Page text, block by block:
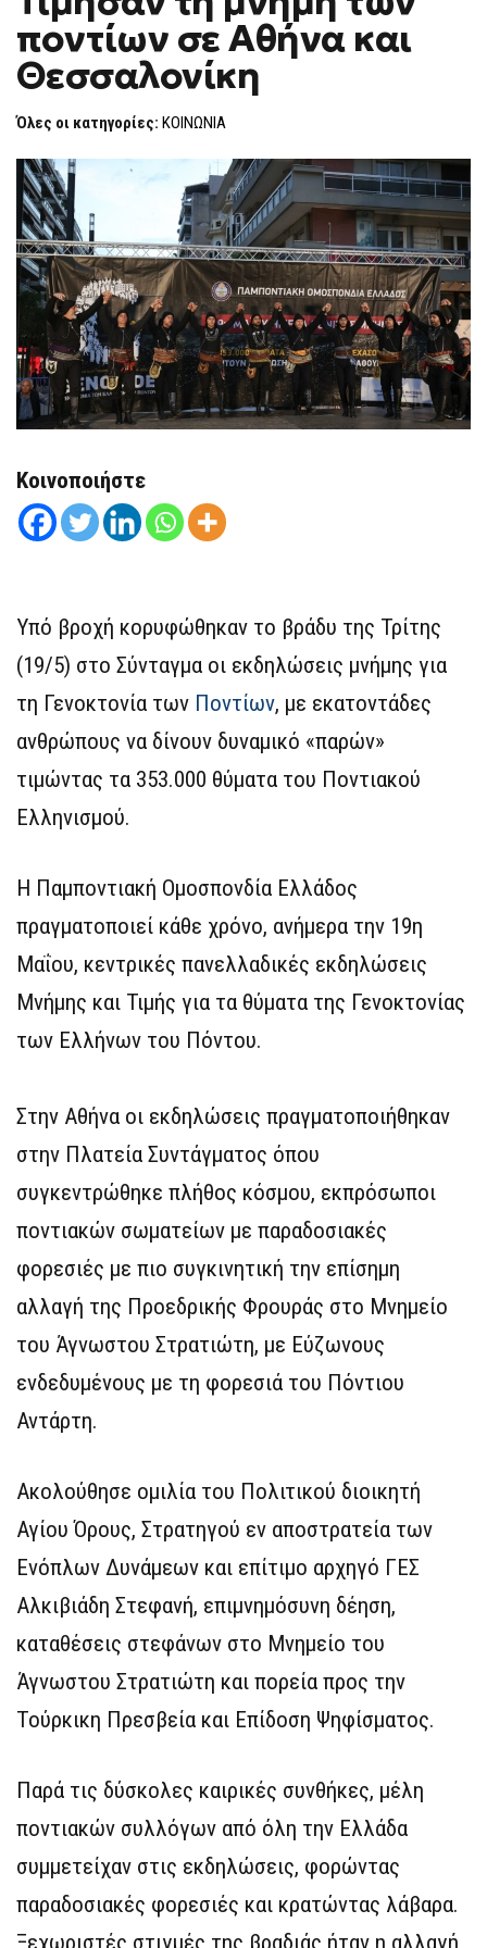
ΤΗ
ΜΝΉΜΗ
ΤΩΝ
ΠΟΝΤΊΩΝ
ΣΕ
ΑΘΉΝΑ
ΘΕΣΣΑΛΟΝΊΚΗ
ποντίων σε Αθήνα και
Θεσσαλονίκη
Όλες οι κατηγορίες: ΚΟΙΝΩΝΙΑ
Κοινοποιήστε
Υπό βροχή κορυφώθηκαν το βράδυ της Τρίτης
(19/5) στο Σύνταγμα οι εκδηλώσεις μνήμης για
τη Γενοκτονία των Ποντίων, με εκατοντάδες
ανθρώπους να δίνουν δυναμικό «παρών»
τιμώντας τα 353.000 θύματα του Ποντιακού
Ελληνισμού.
H Παμποντιακή Ομοσπονδία Ελλάδος
πραγματοποιεί κάθε χρόνο, ανήμερα την 19η
Μαΐου, κεντρικές πανελλαδικές εκδηλώσεις
Μνήμης και Τιμής για τα θύματα της Γενοκτονίας
των Ελλήνων του Πόντου.
Στην Αθήνα οι εκδηλώσεις πραγματοποιήθηκαν
στην Πλατεία Συντάγματος όπου
συγκεντρώθηκε πλήθος κόσμου, εκπρόσωποι
ποντιακών σωματείων με παραδοσιακές
φορεσιές με πιο συγκινητική την επίσημη
αλλαγή της Προεδρικής Φρουράς στο Μνημείο
του Άγνωστου Στρατιώτη, με Εύζωνους
ενδεδυμένους με τη φορεσιά του Πόντιου
Αντάρτη.
Ακολούθησε ομιλία του Πολιτικού διοικητή
Αγίου Όρους, Στρατηγού εν αποστρατεία των
Ενόπλων Δυνάμεων και επίτιμο αρχηγό ΓΕΣ
Αλκιβιάδη Στεφανή, επιμνημόσυνη δέηση,
καταθέσεις στεφάνων στο Μνημείο του
Άγνωστου Στρατιώτη και πορεία προς την
Τούρκικη Πρεσβεία και Επίδοση Ψηφίσματος.
Παρά τις δύσκολες καιρικές συνθήκες, μέλη
ποντιακών συλλόγων από όλη την Ελλάδα
συμμετείχαν στις εκδηλώσεις, φορώντας
παραδοσιακές φορεσιές και κρατώντας λάβαρα.
Ξεχωριστές στιγμές της βραδιάς ήταν η αλλαγή